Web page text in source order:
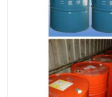
回收废白电油
回收废清洗剂